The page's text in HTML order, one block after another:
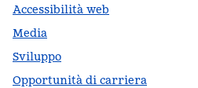
Accessibilità web
Media
Sviluppo
Opportunità di carriera